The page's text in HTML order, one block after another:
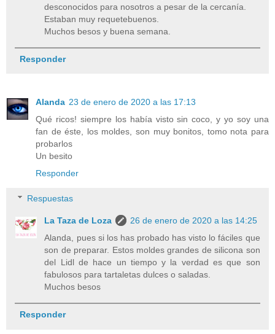
desconocidos para nosotros a pesar de la cercanía.
Estaban muy requetebuenos.
Muchos besos y buena semana.
Responder
Alanda 23 de enero de 2020 a las 17:13
Qué ricos! siempre los había visto sin coco, y yo soy una
fan de éste, los moldes, son muy bonitos, tomo nota para
probarlos
Un besito
Responder
Respuestas
La Taza de Loza
26 de enero de 2020 a las 14:25
Alanda, pues si los has probado has visto lo fáciles que
son de preparar. Estos moldes grandes de silicona son
del Lidl de hace un tiempo y la verdad es que son
fabulosos para tartaletas dulces o saladas.
Muchos besos
Responder